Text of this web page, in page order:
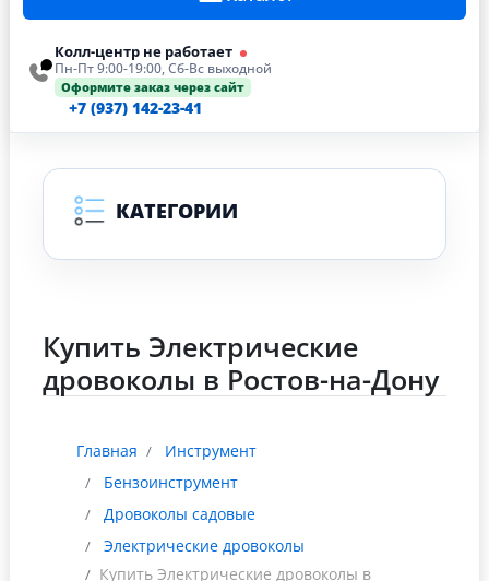
Колл-центр не работает
Пн-Пт 9:00-19:00, Сб-Вс выходной
Оформите заказ через сайт
+7 (937) 142-23-41
КАТЕГОРИИ
Купить Электрические
дровоколы в Ростов-на-Дону
Главная
Инструмент
Бензоинструмент
Дровоколы садовые
Электрические дровоколы
Купить Электрические дровоколы в